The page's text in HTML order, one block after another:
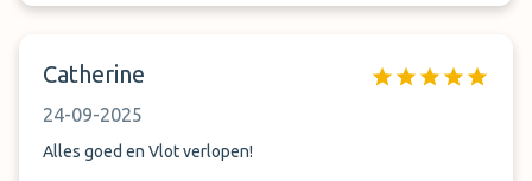
Catherine
24-09-2025
Alles goed en Vlot verlopen!